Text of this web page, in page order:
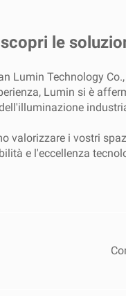
le
Lumin Technology
Lumin si è
valorizzare i vostri
e l'eccellenza